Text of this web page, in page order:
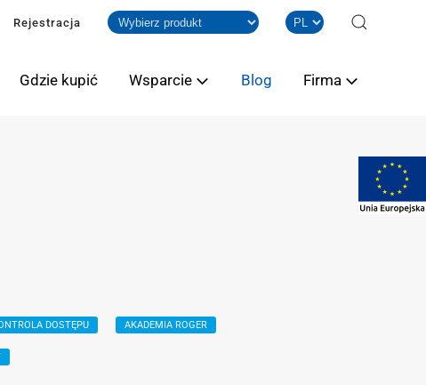
Rejestracja
Gdzie kupić Wsparcie Blog Firma
DOSTĘPU AKADEMIA ROGER